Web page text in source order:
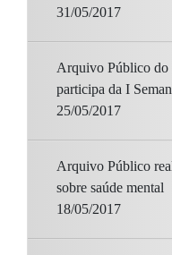
31/05/2017
Arquivo Público do
participa da I
25/05/2017
Arquivo Público
sobre saúde mental
18/05/2017